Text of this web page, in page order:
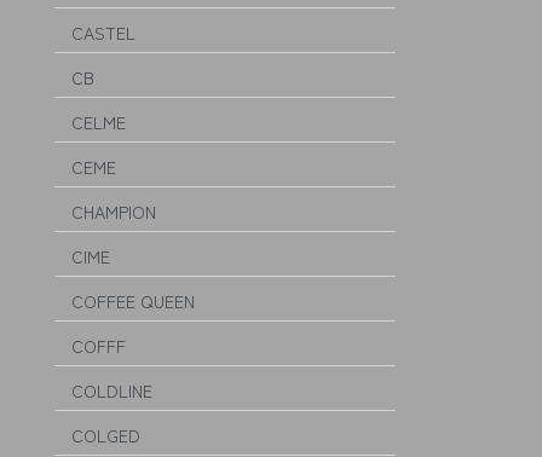
CASTEL
CB
CELME
CEME
CHAMPION
CIME
COFFEE QUEEN
COFFF
COLDLINE
COLGED